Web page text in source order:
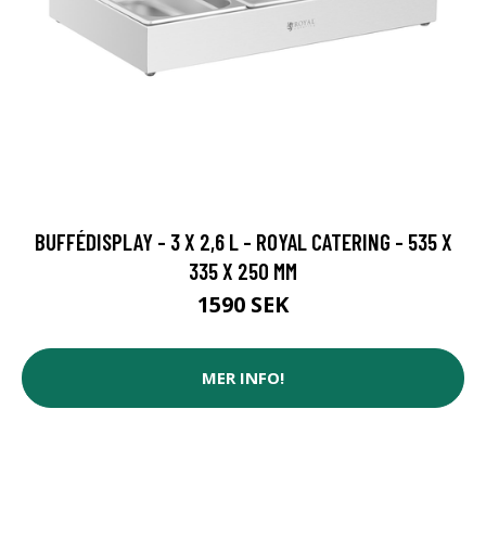
BUFFÉDISPLAY - 3 X 2,6 L - ROYAL CATERING - 535 X
335 X 250 MM
1590 SEK
MER INFO!